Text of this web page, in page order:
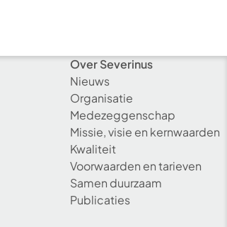
Over Severinus
Nieuws
Organisatie
Medezeggenschap
Missie, visie en kernwaarden
Kwaliteit
Voorwaarden en tarieven
Samen duurzaam
Publicaties